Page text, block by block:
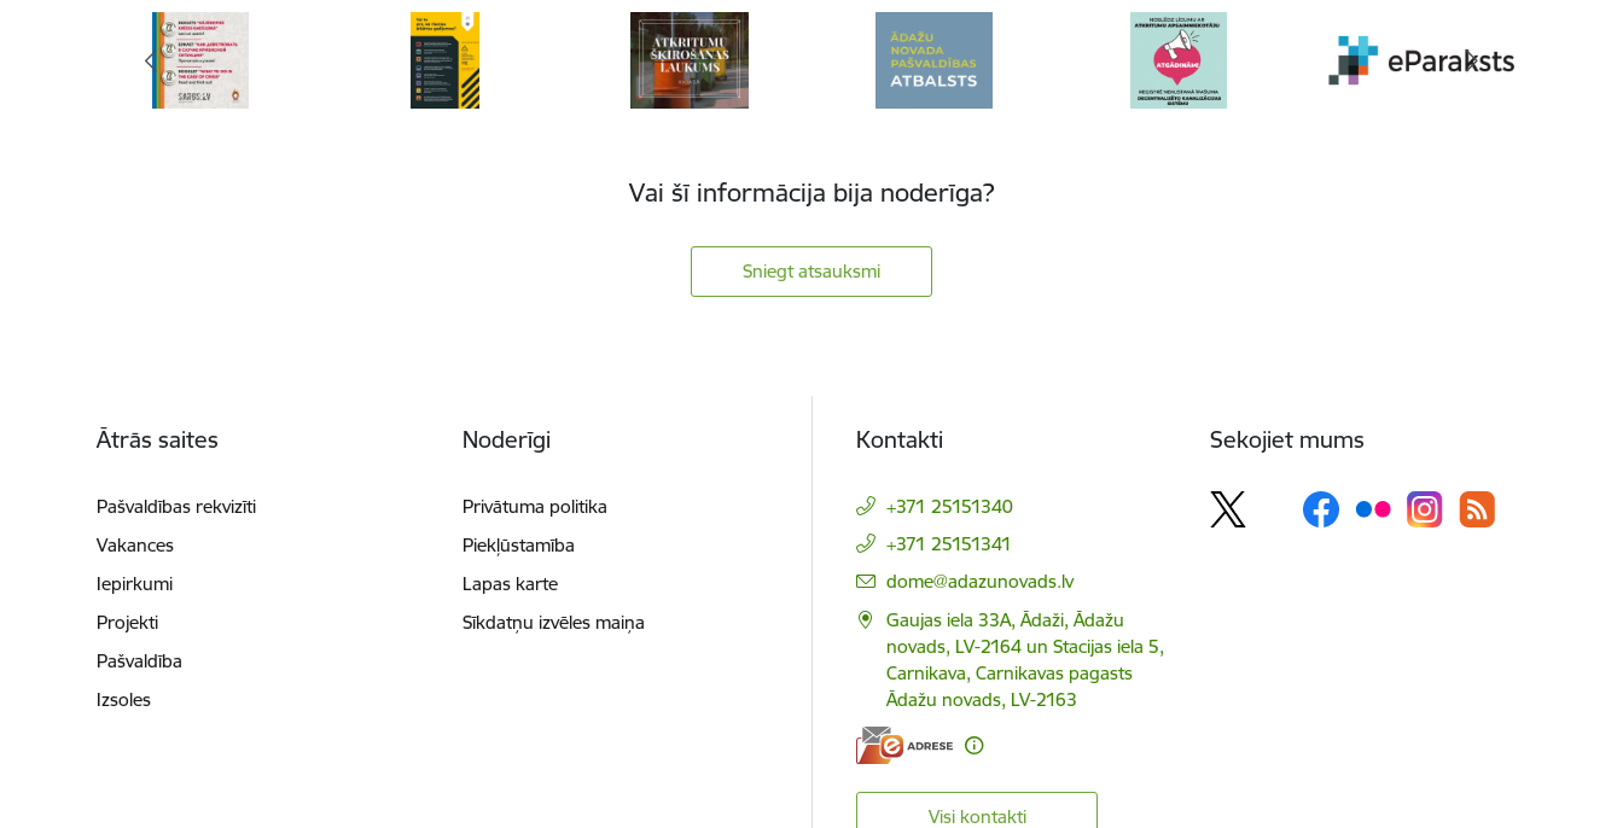
Vai šī informācija bija noderīga?
Sniegt atsauksmi
Ātrās saites
Pašvaldības rekvizīti
Vakances
Iepirkumi
Projekti
Pašvaldība
Izsoles
Noderīgi
Privātuma politika
Piekļūstamība
Lapas karte
Sīkdatņu izvēles maiņa
Kontakti
+371 25151340
+371 25151341
E-pasts:
dome@adazunovads.lv
Gaujas iela 33A, Ādaži, Ādažu
novads, LV-2164 un Stacijas iela 5,
Carnikava, Carnikavas pagasts
Ādažu novads, LV-2163
Visi kontakti
Sekojiet mums